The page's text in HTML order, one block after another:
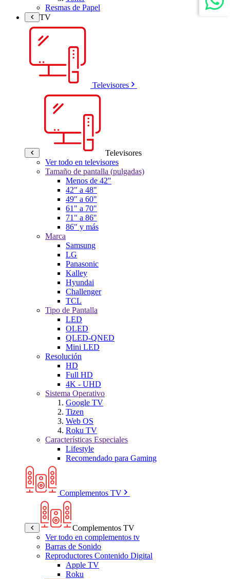
Resmas de Papel
TV
Televisores
Televisores
Ver todo en televisores
Tamaño de pantalla (pulgadas)
Menos de 42"
42" a 48"
49" a 60"
61" a 70"
71" a 86"
86" y más
Marca
Samsung
LG
Panasonic
Kalley
Hyundai
Challenger
TCL
Tipo de Pantalla
LED
OLED
QLED-QNED
Mini LED
Resolución
HD
Full HD
4K - UHD
Sistema Operativo
Google TV
Tizen
Web OS
Roku TV
Características Especiales
Lifestyle
Recomendado para Gaming
Complementos TV
Complementos TV
Ver todo en complementos tv
Barras de Sonido
Reproductores Contenido Digital
Apple TV
Roku